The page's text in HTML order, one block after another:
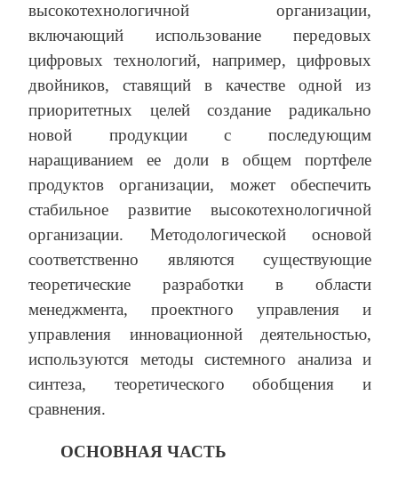
высокотехнологичной организации,
включающий использование передовых
цифровых технологий, например, цифровых
двойников, ставящий в качестве одной из
приоритетных целей создание радикально
новой продукции с последующим
наращиванием ее доли в общем портфеле
продуктов организации, может обеспечить
стабильное развитие высокотехнологичной
организации. Методологической основой
соответственно являются существующие
теоретические разработки в области
менеджмента, проектного управления и
управления инновационной деятельностью,
используются методы системного анализа и
синтеза, теоретического обобщения и
сравнения.
ОСНОВНАЯ ЧАСТЬ